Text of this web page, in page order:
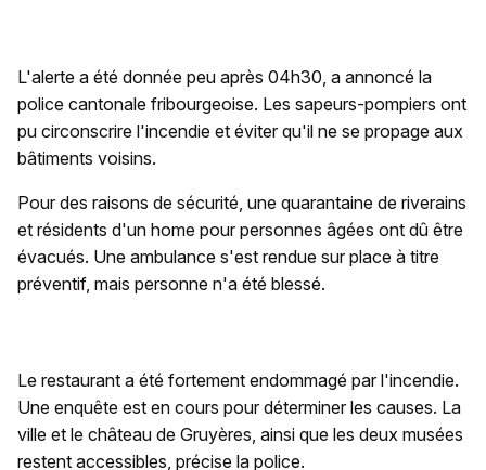
L'alerte a été donnée peu après 04h30, a annoncé la
police cantonale fribourgeoise. Les sapeurs-pompiers ont
pu circonscrire l'incendie et éviter qu'il ne se propage aux
bâtiments voisins.
Pour des raisons de sécurité, une quarantaine de riverains
et résidents d'un home pour personnes âgées ont dû être
évacués. Une ambulance s'est rendue sur place à titre
préventif, mais personne n'a été blessé.
Le restaurant a été fortement endommagé par l'incendie.
Une enquête est en cours pour déterminer les causes. La
ville et le château de Gruyères, ainsi que les deux musées
restent accessibles, précise la police.